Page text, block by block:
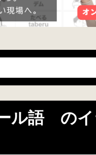
ール語 の